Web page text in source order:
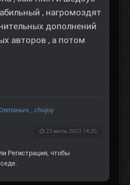
, нагромоздят
дополнений
авторов , а потом
, , chujoy
23 июль 2013 14:20
Регистрация, чтобы